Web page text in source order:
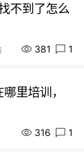
不到了怎么
381 1
里培训，
316 1